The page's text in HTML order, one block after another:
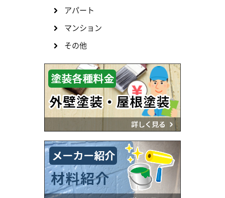
アパート
マンション
その他